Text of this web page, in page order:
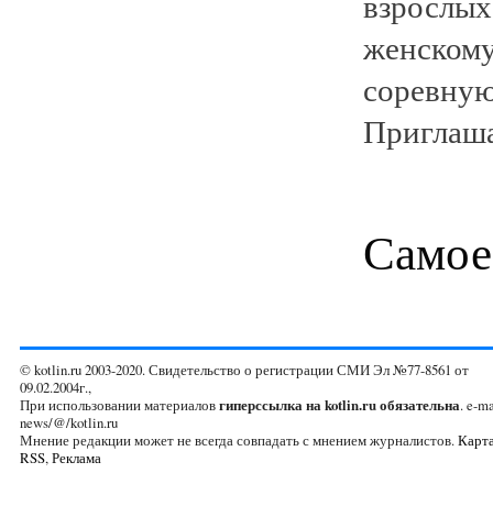
© kotlin.ru 2003-2020. Свидетельство о регистрации СМИ Эл №77-8561 от
09.02.2004г.,
При использовании материаловгиперссылка на kotlin.ru обязательна. e-
news/@/kotlin.ru
Мнение редакции может не всегда совпадать с мнением журналистов.
RSS,Реклама